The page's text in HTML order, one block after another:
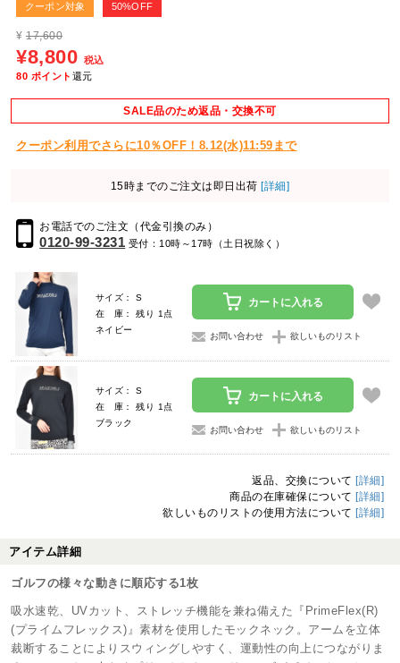
クーポン対象 50%OFF
¥ 17,600
¥8,800 税込
80 ポイント 還元
SALE品のため返品・交換不可
クーポン利用でさらに10％OFF！8.12(水)11:59まで
15時までのご注文は即日出荷 [詳細]
お電話でのご注文（代金引換のみ）
0120-99-3231 受付：10時～17時（土日祝除く）
サイズ： S
在 庫： 残り 1点
ネイビー
カートに入れる
お問い合わせ 欲しいものリスト
サイズ： S
在 庫： 残り 1点
ブラック
カートに入れる
お問い合わせ 欲しいものリスト
返品、交換について [詳細]
商品の在庫確保について [詳細]
欲しいものリストの使用方法について [詳細]
アイテム詳細
ゴルフの様々な動きに順応する1枚
吸水速乾、UVカット、ストレッチ機能を兼ね備えた『PrimeFlex(R)
(プライムフレックス)』素材を使用したモックネック。アームを立体
裁断することによりスウィングしやすく、運動性の向上につながりま